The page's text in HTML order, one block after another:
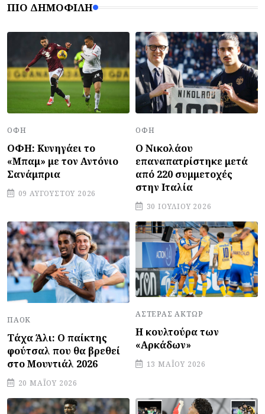
ΠΙΟ ΔΗΜΟΦΙΛΉ
ΟΦΗ
ΟΦΗ: Κυνηγάει το
«Μπαμ» με τον Αντόνιο
Σανάμπρια
09 ΑΥΓΟΎΣΤΟΥ 2026
ΟΦΗ
Ο Νικολάου
επαναπατρίστηκε μετά
από 220 συμμετοχές
στην Ιταλία
30 ΙΟΥΛΊΟΥ 2026
ΠΑΟΚ
Τάχα Άλι: Ο παίκτης
φούτσαλ που θα βρεθεί
στο Μουντιάλ 2026
20 ΜΑΪ́ΟΥ 2026
ΑΣΤΈΡΑΣ ΆΚΤΩΡ
Η κουλτούρα των
«Αρκάδων»
13 ΜΑΪ́ΟΥ 2026